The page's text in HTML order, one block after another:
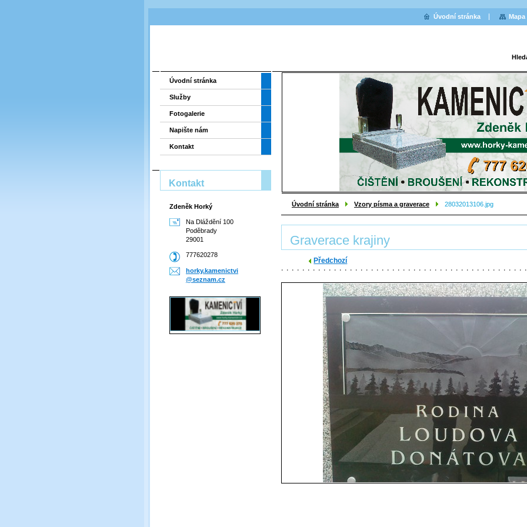
Úvodní stránka Vzory písma a graverace 28032013106.jpg
Graverace krajiny
Předchozí
Úvodní stránka
Služby
Fotogalerie
Napište nám
Kontakt
Kontakt
Zdeněk Horký
Na Dláždění 100
Poděbrady
29001
777620278
horky.kamenictvi
@seznam.cz
Úvodní stránka